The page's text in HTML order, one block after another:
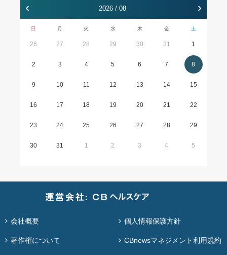
‹ 2026 / 08 ›
日 月 火 水 木 金 土
26 27 28 29 30 31 1
2 3 4 5 6 7 8
9 10 11 12 13 14 15
16 17 18 19 20 21 22
23 24 25 26 27 28 29
30 31 1 2 3 4 5
会社概要 個人情報保護方針
著作権について CBnewsマネジメント利用規約